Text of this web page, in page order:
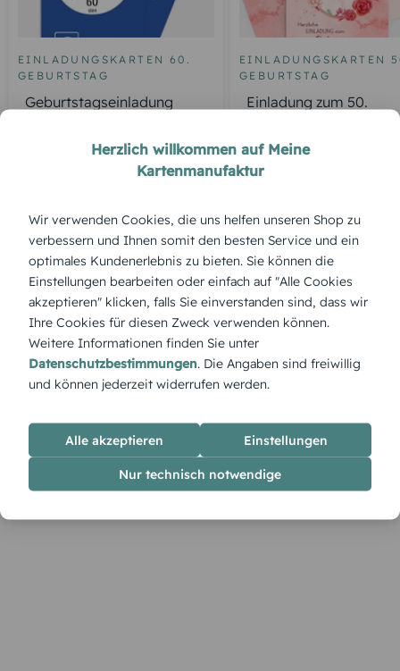
EINLADUNGSKARTEN 60.
GEBURTSTAG
Geburtstagseinladung
EINLADUNGSKARTEN
GEBURTSTAG
Einladung zum 50.
Geburtstag Aquarell
Produktbeschreibung
Mit der Tischkarte „Zirkuszelt“ wird jeder Platz zur Manege.
Farben, Formen und ein Hauch Nostalgie sorgen für ein
echtes Spektakel auf dem Tisch – ideal für ausgelassene,
fröhliche Geburtstagsrunden.
Herzlich willkommen auf Meine
Kartenmanufaktur
Wir verwenden Cookies, die uns helfen unseren Shop zu
verbessern und Ihnen somit den besten Service und ein
optimales Kundenerlebnis zu bieten. Sie können die
Einstellungen bearbeiten oder einfach auf "Alle Cookies
akzeptieren" klicken, falls Sie einverstanden sind, dass wir
Ihre Cookies für diesen Zweck verwenden können.
Weitere Informationen finden Sie unter
Datenschutzbestimmungen. Die Angaben sind freiwillig
und können jederzeit widerrufen werden.
Alle akzeptieren Einstellungen
Nur technisch notwendige